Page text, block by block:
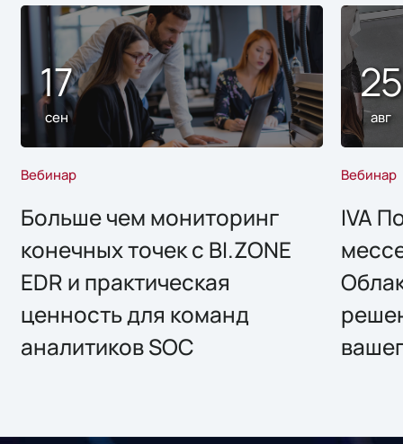
17
сен
Вебинар
Больше чем мониторинг
конечных точек с BI.ZONE
EDR и практическая
ценность для команд
аналитиков SOC
25
авг
Вебинар
IVA